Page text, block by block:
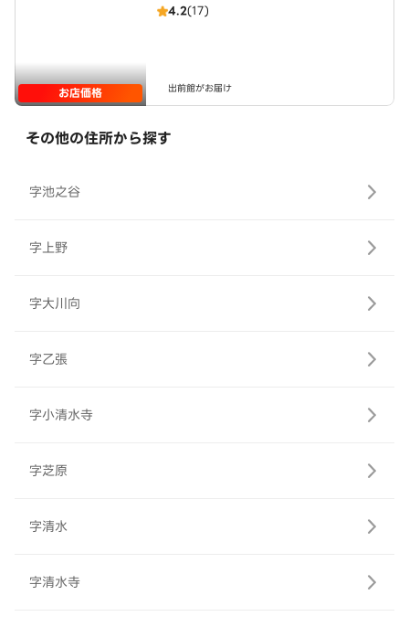
お店価格
4.2(17)
出前館がお届け
その他の住所から探す
字池之谷
字上野
字大川向
字乙張
字小清水寺
字芝原
字清水
字清水寺